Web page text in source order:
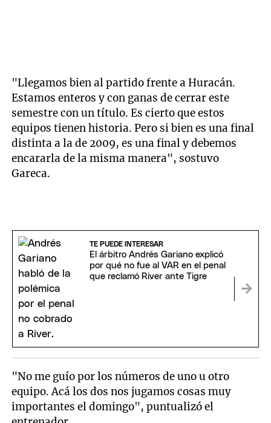
"Llegamos bien al partido frente a Huracán.
Estamos enteros y con ganas de cerrar este
semestre con un título. Es cierto que estos
equipos tienen historia. Pero si bien es una final
distinta a la de 2009, es una final y debemos
encararla de la misma manera", sostuvo
Gareca.
TE PUEDE INTERESAR
El árbitro Andrés Gariano explicó
por qué no fue al VAR en el penal
que reclamó River ante Tigre
"No me guío por los números de uno u otro
equipo. Acá los dos nos jugamos cosas muy
importantes el domingo", puntualizó el